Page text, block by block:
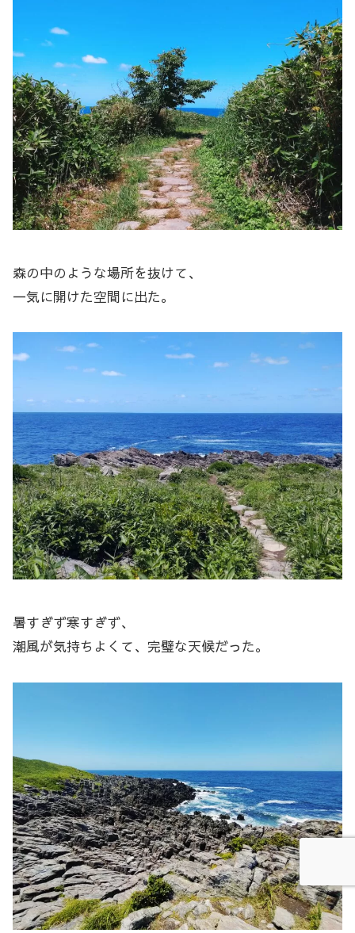
森の中のような場所を抜けて、
一気に開けた空間に出た。
暑すぎず寒すぎず、
潮風が気持ちよくて、完璧な天候だった。